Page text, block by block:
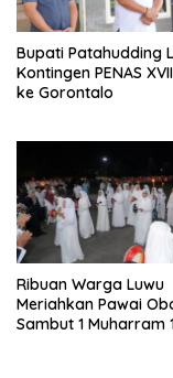
Bupati Patahudding
Kontingen PENAS
ke Gorontalo
Ribuan Warga Luwu
Meriahkan Pawai
Sambut 1 Muharram